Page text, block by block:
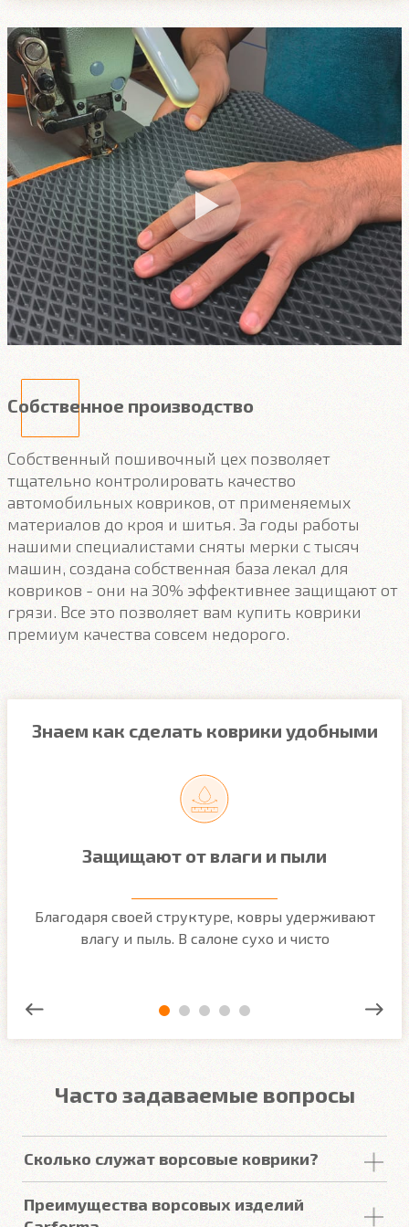
Собственное производство
Собственный пошивочный цех позволяет
тщательно контролировать качество
автомобильных ковриков, от применяемых
материалов до кроя и шитья. За годы работы
нашими специалистами сняты мерки с тысяч
машин, создана собственная база лекал для
ковриков - они на 30% эффективнее защищают от
грязи. Все это позволяет вам купить коврики
премиум качества совсем недорого.
Знаем как сделать коврики удобными
Защищают от влаги и пыли
Благодаря своей структуре, ковры удерживают
влагу и пыль. В салоне сухо и чисто
Часто задаваемые вопросы
Сколько служат ворсовые коврики?
составляет от 2 до 5лет. У некоторых наших
Преимущества ворсовых изделий